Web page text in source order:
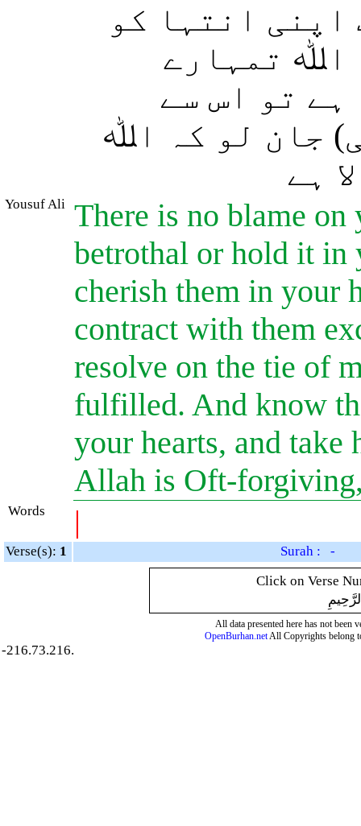
انتہا کو
اﷲ تمہارے
ہے تو اس سے
جان لو کہ اﷲ
ہے
Yousuf Ali There is no blame
betrothal or hold it in
cherish them in your
contract with them
resolve on the tie of
fulfilled. And know
your hearts, and
Allah is Oft-
Words |
Verse(s): 1
Surah : -
Click on Verse
All data presented here has not been
OpenBurhan.netAll Copyrights belong
-216.73.216.